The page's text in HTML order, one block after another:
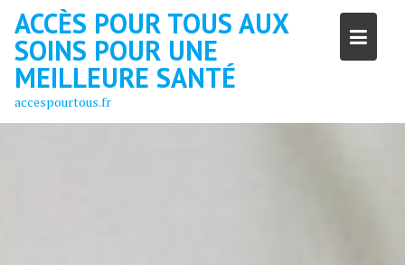
Skip
content
ACCÈS POUR TOUS AUX
SOINS POUR UNE
MEILLEURE SANTÉ
accespourtous.fr